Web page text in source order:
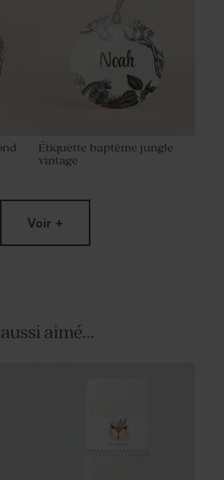
Étiquette baptême jungle
vintage
Voir +
aimé...